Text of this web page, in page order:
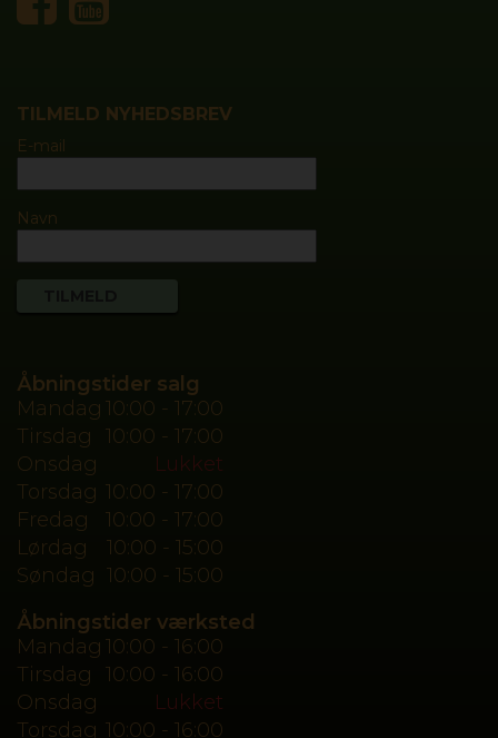
TILMELD NYHEDSBREV
E-mail
Navn
Åbningstider salg
Mandag 10:00 - 17:00
Tirsdag
10:00 - 17:00
Onsdag
Lukket
Torsdag 10:00 - 17:00
Fredag
10:00 - 17:00
Lørdag
10:00 - 15:00
Søndag 10:00 - 15:00
Åbningstider værksted
Mandag 10:00 - 16:00
Tirsdag
10:00 - 16:00
Onsdag
Lukket
Torsdag 10:00 - 16:00